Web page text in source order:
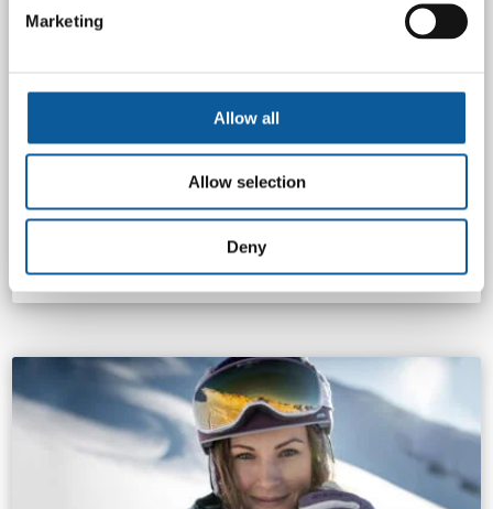
Marketing
Allow all
Allow selection
Deny
BO BEDRE TILPASSEDE NORDIC LIVING TIL
læs mere